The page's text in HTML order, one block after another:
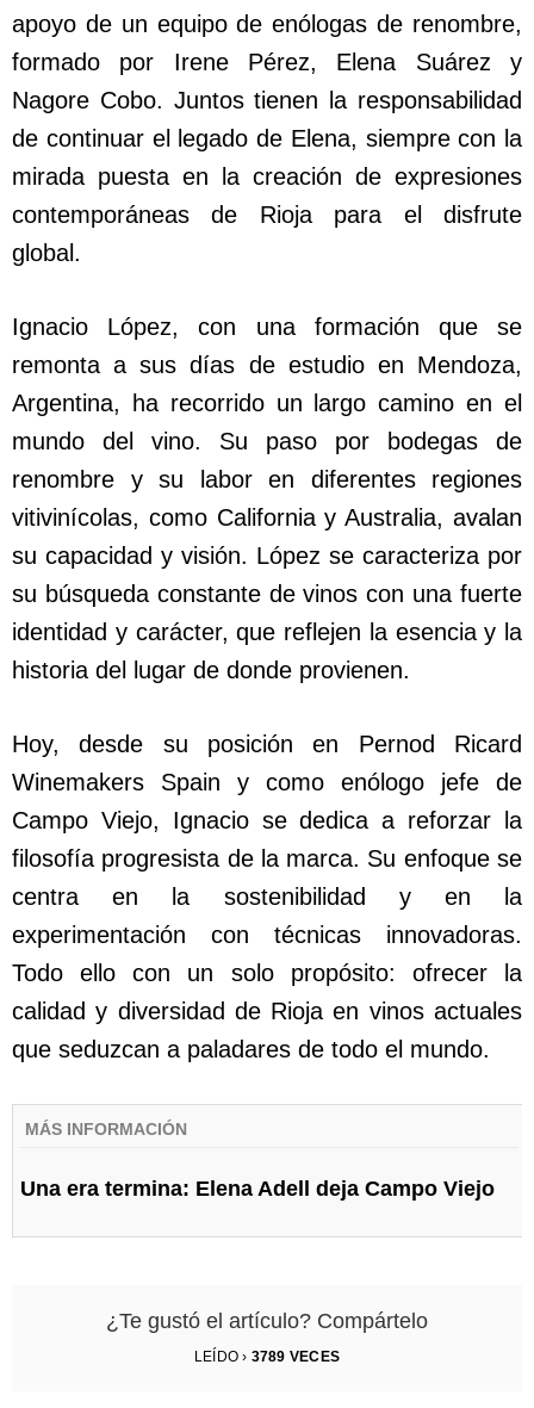
apoyo de un equipo de enólogas de renombre,
formado por Irene Pérez, Elena Suárez y
Nagore Cobo. Juntos tienen la responsabilidad
de continuar el legado de Elena, siempre con la
mirada puesta en la creación de expresiones
contemporáneas de Rioja para el disfrute
global.
Ignacio López, con una formación que se
remonta a sus días de estudio en Mendoza,
Argentina, ha recorrido un largo camino en el
mundo del vino. Su paso por bodegas de
renombre y su labor en diferentes regiones
vitivinícolas, como California y Australia, avalan
su capacidad y visión. López se caracteriza por
su búsqueda constante de vinos con una fuerte
identidad y carácter, que reflejen la esencia y la
historia del lugar de donde provienen.
Hoy, desde su posición en Pernod Ricard
Winemakers Spain y como enólogo jefe de
Campo Viejo, Ignacio se dedica a reforzar la
filosofía progresista de la marca. Su enfoque se
centra en la sostenibilidad y en la
experimentación con técnicas innovadoras.
Todo ello con un solo propósito: ofrecer la
calidad y diversidad de Rioja en vinos actuales
que seduzcan a paladares de todo el mundo.
MÁS INFORMACIÓN
Una era termina: Elena Adell deja Campo Viejo
¿Te gustó el artículo? Compártelo
LEÍDO › 3789 VECES